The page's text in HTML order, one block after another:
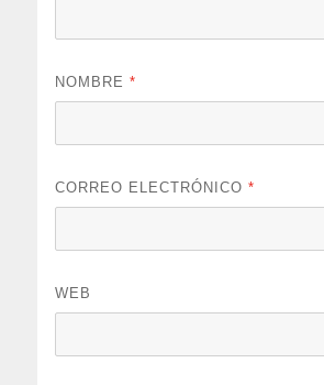
NOMBRE*
CORREO ELECTRÓNICO*
WEB